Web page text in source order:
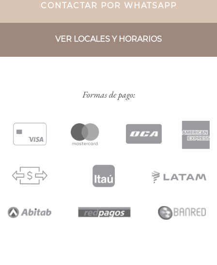
CONTACTAR POR WHATSAPP
VER LOCALES Y HORARIOS
Formas de pago: